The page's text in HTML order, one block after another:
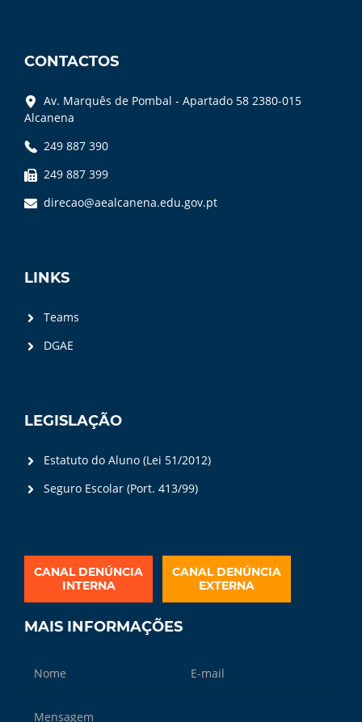
CONTACTOS
Av. Marquês de Pombal - Apartado 58 2380-015
Alcanena
249 887 390
249 887 399
direcao@aealcanena.edu.gov.pt
LINKS
Teams
DGAE
LEGISLAÇÃO
Estatuto do Aluno (Lei 51/2012)
Seguro Escolar (Port. 413/99)
CANAL DENÚNCIA
INTERNA
CANAL DENÚNCIA
EXTERNA
MAIS INFORMAÇÕES